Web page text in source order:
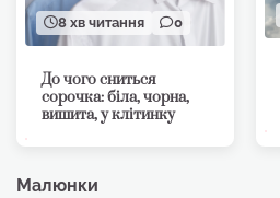
8 хв читання 0
До чого сниться
сорочка: біла, чорна,
вишита, у клітинку
Малюнки